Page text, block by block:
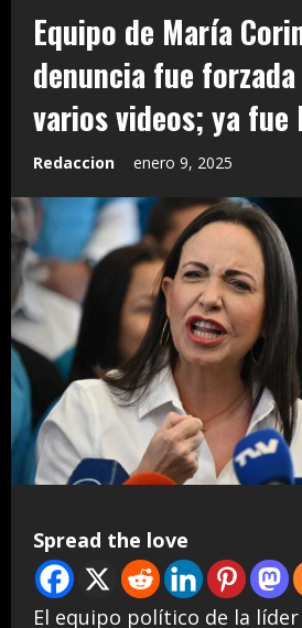
Equipo de María
denuncia fue
varios videos; ya fue
Redaccion enero 9, 2025
Spread the love
El equipo político de la